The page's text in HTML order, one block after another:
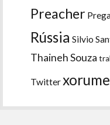
Preacher
Rússia Silvio
Thaineh Souza
Twitterxorume